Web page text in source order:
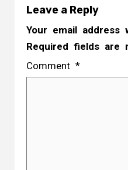
Leave a Reply
Your email address
Required fields are
Comment *